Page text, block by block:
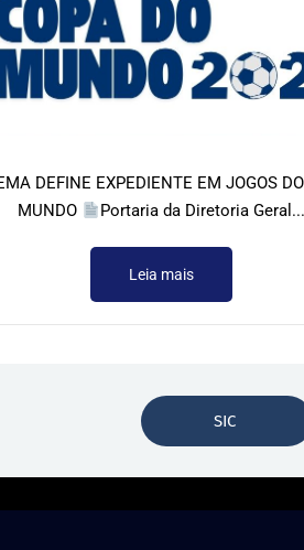
DEFINE EXPEDIENTE EM JOGOS
MUNDO
Portaria da Diretoria Geral...
Leia mais
SIC